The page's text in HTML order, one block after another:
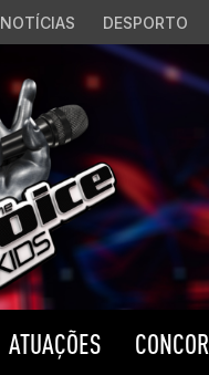
NOTÍCIAS DESPORTO
ATUAÇÕES